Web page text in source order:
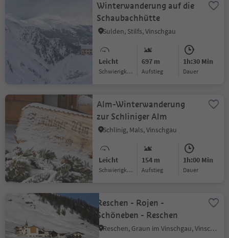
Winterwanderung auf die
Schaubachhütte
Sulden, Stilfs, Vinschgau
Leicht
Schwierigkeitsgrad
697 m
Aufstieg
1h:30 Min
Dauer
Alm-Winterwanderung
zur Schliniger Alm
Schlinig, Mals, Vinschgau
Leicht
Schwierigkeitsgrad
154 m
Aufstieg
1h:00 Min
Dauer
Reschen - Rojen -
Schöneben - Reschen
Reschen, Graun im Vinschgau, Vinschgau